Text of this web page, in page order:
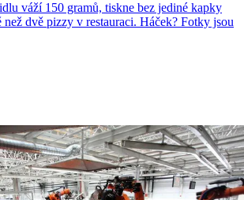
váží 150 gramů, tiskne bez jediné kapky
než dvě pizzy v restauraci. Háček? Fotky jsou